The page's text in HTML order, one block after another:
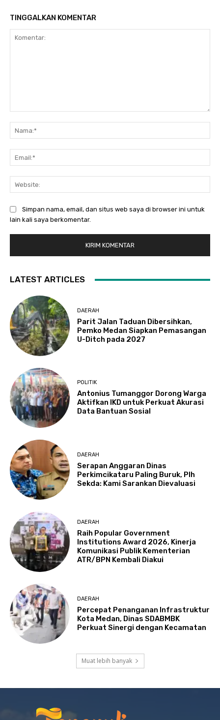
TINGGALKAN KOMENTAR
Simpan nama, email, dan situs web saya di browser ini untuk
lain kali saya berkomentar.
LATEST ARTICLES
DAERAH
Parit Jalan Taduan Dibersihkan,
Pemko Medan Siapkan Pemasangan
U-Ditch pada 2027
POLITIK
Antonius Tumanggor Dorong Warga
Aktifkan IKD untuk Perkuat Akurasi
Data Bantuan Sosial
DAERAH
Serapan Anggaran Dinas
Perkimcikataru Paling Buruk, Plh
Sekda: Kami Sarankan Dievaluasi
DAERAH
Raih Popular Government
Institutions Award 2026, Kinerja
Komunikasi Publik Kementerian
ATR/BPN Kembali Diakui
DAERAH
Percepat Penanganan Infrastruktur
Kota Medan, Dinas SDABMBK
Perkuat Sinergi dengan Kecamatan
Muat lebih banyak